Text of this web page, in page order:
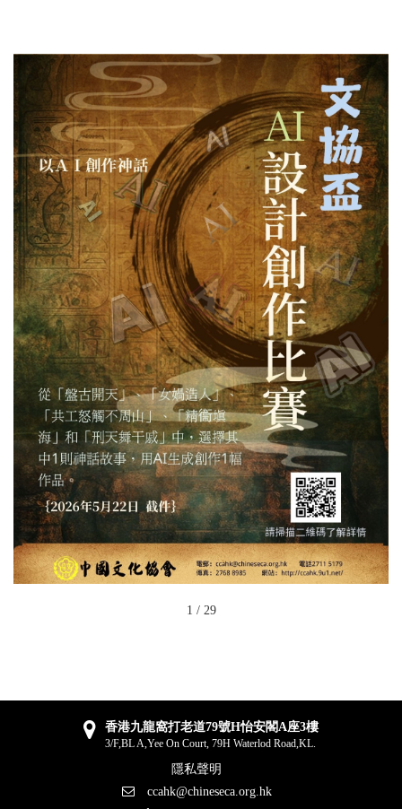
1 / 29
香港九龍窩打老道79號H怡安閣A座3樓
3/F,BL A,Yee On Court, 79H Waterlod Road,KL.
隱私聲明
ccahk@chineseca.org.hk